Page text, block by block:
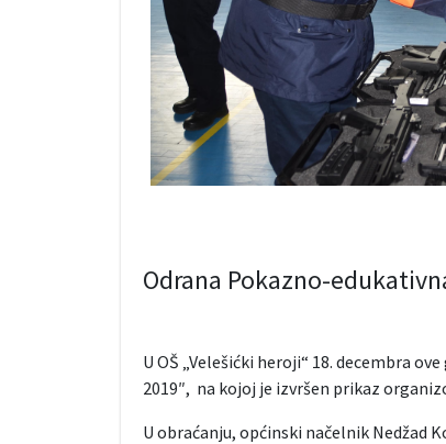
Odrana Pokazno-
U OŠ „Velešićki heroji“ 18. decembra
2019″, na kojoj je izvršen prikaz
U obraćanju, općinski načelnik Nedžad